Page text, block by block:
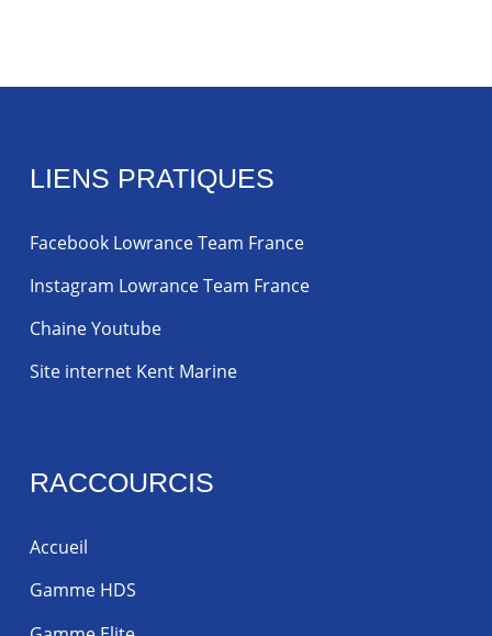
LIENS PRATIQUES
Facebook Lowrance Team France
Instagram Lowrance Team France
Chaine Youtube
Site internet Kent Marine
RACCOURCIS
Accueil
Gamme HDS